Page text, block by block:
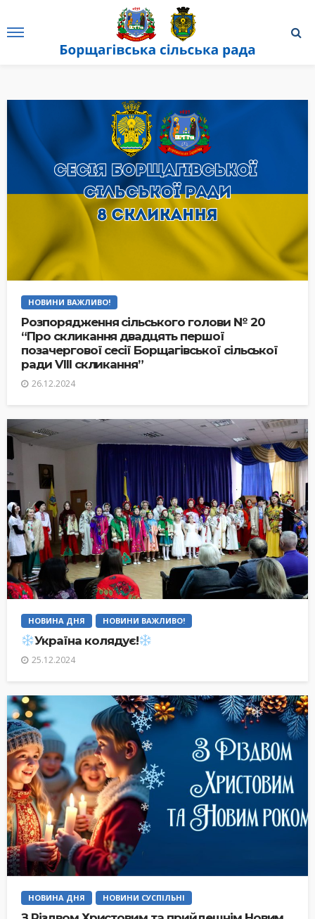
НОВИНИ ВАЖЛИВО!
Розпорядження сільського голови № 20
“Про скликання двадцять першої
позачергової сесії Борщагівської сільської
ради VIII скликання”
26.12.2024
НОВИНА ДНЯ НОВИНИ ВАЖЛИВО!
Україна колядує!
25.12.2024
НОВИНА ДНЯ НОВИНИ СУСПІЛЬНІ